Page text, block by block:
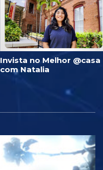
Invista no Melhor @casa
com Natalia